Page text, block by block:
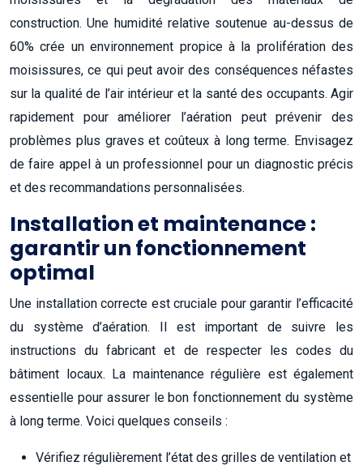
construction. Une humidité relative soutenue au-dessus de
60% crée un environnement propice à la prolifération des
moisissures, ce qui peut avoir des conséquences néfastes
sur la qualité de l’air intérieur et la santé des occupants. Agir
rapidement pour améliorer l’aération peut prévenir des
problèmes plus graves et coûteux à long terme. Envisagez
de faire appel à un professionnel pour un diagnostic précis
et des recommandations personnalisées.
Installation et maintenance :
garantir un fonctionnement
optimal
Une installation correcte est cruciale pour garantir l’efficacité
du système d’aération. Il est important de suivre les
instructions du fabricant et de respecter les codes du
bâtiment locaux. La maintenance régulière est également
essentielle pour assurer le bon fonctionnement du système
à long terme. Voici quelques conseils :
Vérifiez régulièrement l’état des grilles de ventilation et